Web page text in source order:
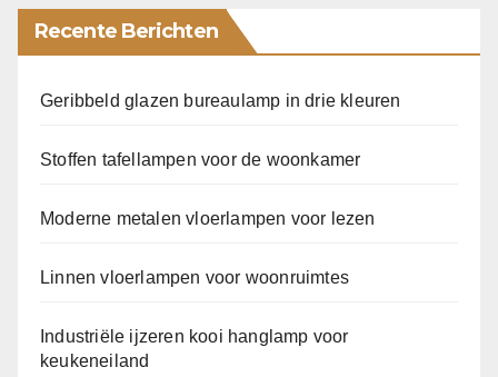
Recente Berichten
Geribbeld glazen bureaulamp in drie kleuren
Stoffen tafellampen voor de woonkamer
Moderne metalen vloerlampen voor lezen
Linnen vloerlampen voor woonruimtes
Industriële ijzeren kooi hanglamp voor
keukeneiland